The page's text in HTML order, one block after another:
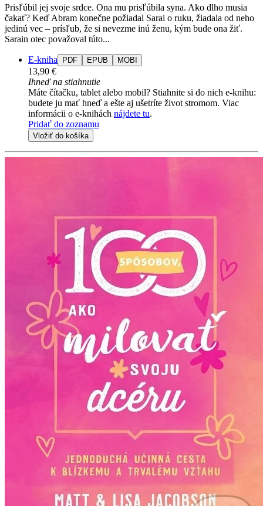
Prisľúbil jej svoje srdce. Ona mu prisľúbila syna. Ako dlho musia
čakať? Keď Abram konečne požiadal Sarai o ruku, žiadala od neho
jedinú vec – prísľub, že si nevezme inú ženu, kým bude ona žiť.
Sarain otec považoval túto...
E-kniha PDF EPUB MOBI
13,90 €
Ihneď na stiahnutie
Máte čítačku, tablet alebo mobil? Stiahnite si do nich e-knihu:
budete ju mať hneď a ešte aj ušetríte život stromom. Viac
informácii o e-knihách nájdete tu.
Pridať do zoznamu
Vložiť do košíka